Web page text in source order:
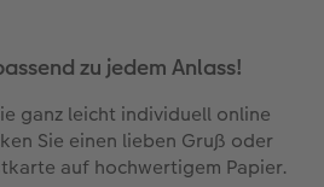
zu jedem Anlass!
ganz leicht individuell online
Sie einen lieben Gruß oder
auf hochwertigem Papier.